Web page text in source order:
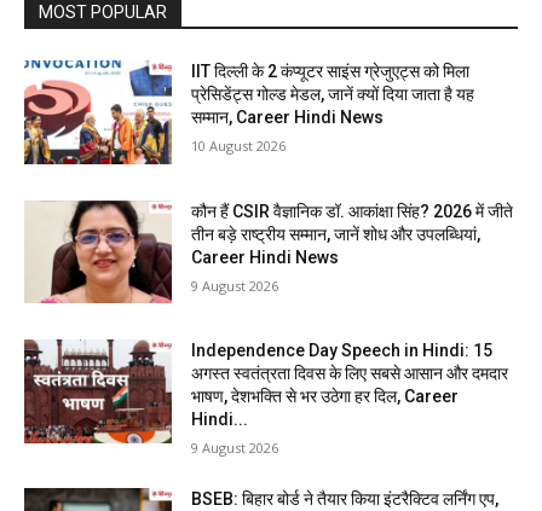
MOST POPULAR
IIT दिल्ली के 2 कंप्यूटर साइंस ग्रेजुएट्स को मिला
प्रेसिडेंट्स गोल्ड मेडल, जानें क्यों दिया जाता है यह
सम्मान, Career Hindi News
10 August 2026
कौन हैं CSIR वैज्ञानिक डॉ. आकांक्षा सिंह? 2026 में जीते
तीन बड़े राष्ट्रीय सम्मान, जानें शोध और उपलब्धियां,
Career Hindi News
9 August 2026
Independence Day Speech in Hindi: 15
अगस्त स्वतंत्रता दिवस के लिए सबसे आसान और दमदार
भाषण, देशभक्ति से भर उठेगा हर दिल, Career
Hindi...
9 August 2026
BSEB: बिहार बोर्ड ने तैयार किया इंटरैक्टिव लर्निंग एप,